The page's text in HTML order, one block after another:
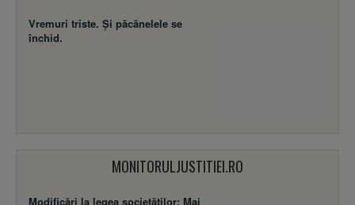
Modificări la legea societăţilor: Mai
aceeaşi adresă, iar o persoană va